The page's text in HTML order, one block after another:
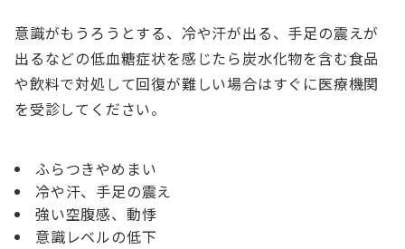
意識がもうろうとする、冷や汗が出る、手足の震えが
出るなどの低血糖症状を感じたら炭水化物を含む食品
や飲料で対処して回復が難しい場合はすぐに医療機関
を受診してください。
ふらつきやめまい
冷や汗、手足の震え
強い空腹感、動悸
意識レベルの低下